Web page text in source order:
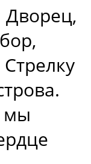
Дворец,
мы